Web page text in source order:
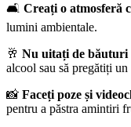
🛋 Creați o atmosferă
lumini ambientale.
🥂 Nu uitați de băuturi
alcool sau să pregătiți
📸 Faceți poze și
pentru a păstra amintiri